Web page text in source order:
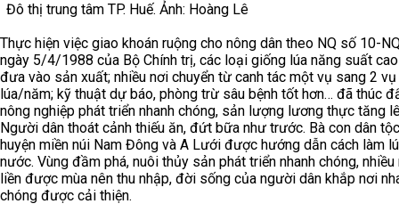
Đô thị trung tâm TP. Huế. Ảnh: Hoàng Lê
Thực hiện việc giao khoán ruộng cho nông dân theo NQ số 10-
ngày 5/4/1988 của Bộ Chính trị, các loại giống lúa năng suất
đưa vào sản xuất; nhiều nơi chuyển từ canh tác một vụ sang 2 vụ
lúa/năm; kỹ thuật dự báo, phòng trừ sâu bệnh tốt hơn… đã thúc
nông nghiệp phát triển nhanh chóng, sản lượng lương thực tăng
Người dân thoát cảnh thiếu ăn, đứt bữa như trước. Bà con dân
huyện miền núi Nam Đông và A Lưới được hướng dẫn cách làm
nước. Vùng đầm phá, nuôi thủy sản phát triển nhanh chóng, nhiều
liền được mùa nên thu nhập, đời sống của người dân khắp nơi
chóng được cải thiện.